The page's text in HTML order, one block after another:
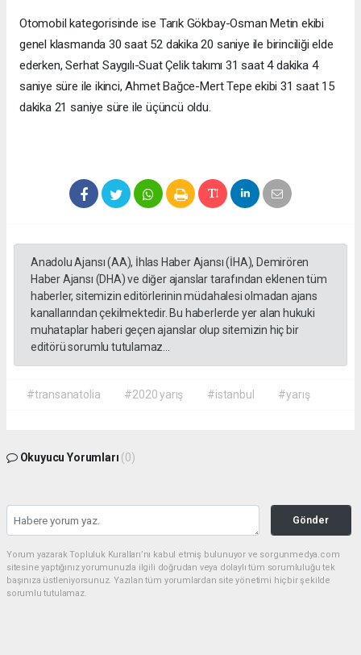
Otomobil kategorisinde ise Tarık Gökbay-Osman Metin ekibi
genel klasmanda 30 saat 52 dakika 20 saniye ile birinciliği elde
ederken, Serhat Saygılı-Suat Çelik takımı 31 saat 4 dakika 4
saniye süre ile ikinci, Ahmet Bağce-Mert Tepe ekibi 31 saat 15
dakika 21 saniye süre ile üçüncü oldu.
Anadolu Ajansı (AA), İhlas Haber Ajansı (İHA), Demirören
Haber Ajansı (DHA) ve diğer ajanslar tarafından eklenen tüm
haberler, sitemizin editörlerinin müdahalesi olmadan ajans
kanallarından çekilmektedir. Bu haberlerde yer alan hukuki
muhataplar haberi geçen ajanslar olup sitemizin hiç bir
editörü sorumlu tutulamaz...
#transanatolia #2020 yarış #istanbul #yarış
Okuyucu Yorumları (0)
Gönder
Yorum yazarak Topluluk Kuralları’nı kabul etmiş bulunuyor ve sorgunmedya.com
sitesine yaptığınız yorumunuzla ilgili doğrudan veya dolaylı tüm sorumluluğu tek
başınıza üstleniyorsunuz. Yazılan tüm yorumlardan site yönetimi hiçbir şekilde
sorumlu tutulamaz.